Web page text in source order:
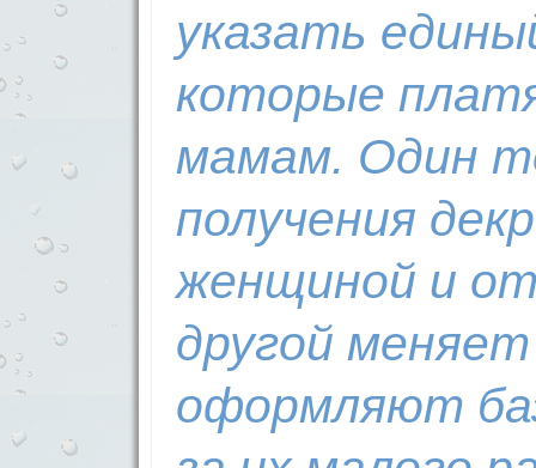
указать
которые
мамам. Один
получения
женщиной и
другой
оформляют